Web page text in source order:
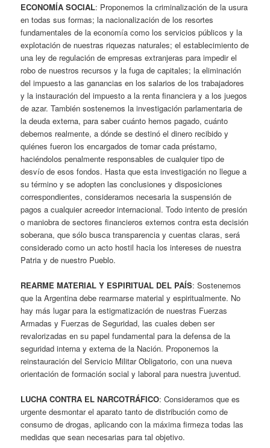
ECONOMÍA SOCIAL: Proponemos la criminalización de la usura
en todas sus formas; la nacionalización de los resortes
fundamentales de la economía como los servicios públicos y la
explotación de nuestras riquezas naturales; el establecimiento de
una ley de regulación de empresas extranjeras para impedir el
robo de nuestros recursos y la fuga de capitales; la eliminación
del impuesto a las ganancias en los salarios de los trabajadores
y la instauración del impuesto a la renta financiera y a los juegos
de azar. También sostenemos la investigación parlamentaria de
la deuda externa, para saber cuánto hemos pagado, cuánto
debemos realmente, a dónde se destinó el dinero recibido y
quiénes fueron los encargados de tomar cada préstamo,
haciéndolos penalmente responsables de cualquier tipo de
desvío de esos fondos. Hasta que esta investigación no llegue a
su término y se adopten las conclusiones y disposiciones
correspondientes, consideramos necesaria la suspensión de
pagos a cualquier acreedor internacional. Todo intento de presión
o maniobra de sectores financieros externos contra esta decisión
soberana, que sólo busca transparencia y cuentas claras, será
considerado como un acto hostil hacia los intereses de nuestra
Patria y de nuestro Pueblo.
REARME MATERIAL Y ESPIRITUAL DEL PAÍS: Sostenemos
que la Argentina debe rearmarse material y espiritualmente. No
hay más lugar para la estigmatización de nuestras Fuerzas
Armadas y Fuerzas de Seguridad, las cuales deben ser
revalorizadas en su papel fundamental para la defensa de la
seguridad interna y externa de la Nación. Proponemos la
reinstauración del Servicio Militar Obligatorio, con una nueva
orientación de formación social y laboral para nuestra juventud.
LUCHA CONTRA EL NARCOTRÁFICO: Consideramos que es
urgente desmontar el aparato tanto de distribución como de
consumo de drogas, aplicando con la máxima firmeza todas las
medidas que sean necesarias para tal objetivo.